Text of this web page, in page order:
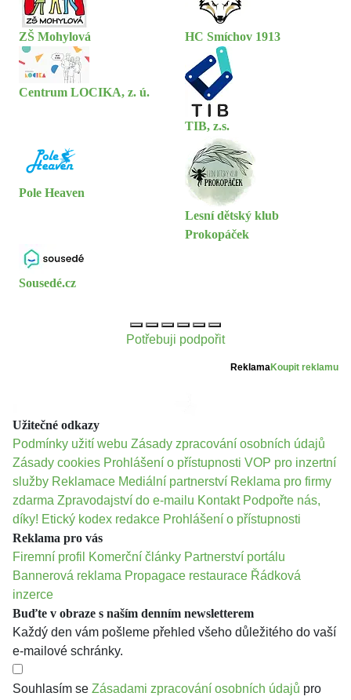
ZŠ Mohylová HC Smíchov 1913
Centrum LOCIKA, z. ú.
TIB, z.s.
Pole Heaven
Lesní dětský klub
Prokopáček
Sousedé.cz
Potřebuji podpořit
ReklamaKoupit reklamu
Užitečné odkazy
Podmínky užití webu Zásady zpracování osobních údajů
Zásady cookies Prohlášení o přístupnosti VOP pro inzertní
služby Reklamace Mediální partnerství Reklama pro firmy
zdarma Zpravodajství do e-mailu Kontakt Podpořte nás,
díky! Etický kodex redakce Prohlášení o přístupnosti
Reklama pro vás
Firemní profil
Komerční články Partnerství portálu
Bannerová reklama Propagace restaurace Řádková
inzerce
Buďte v obraze s naším denním newsletterem
Každý den vám pošleme přehled všeho důležitého do vaší
e-mailové schránky.
Souhlasím se Zásadami zpracování osobních údajů pro